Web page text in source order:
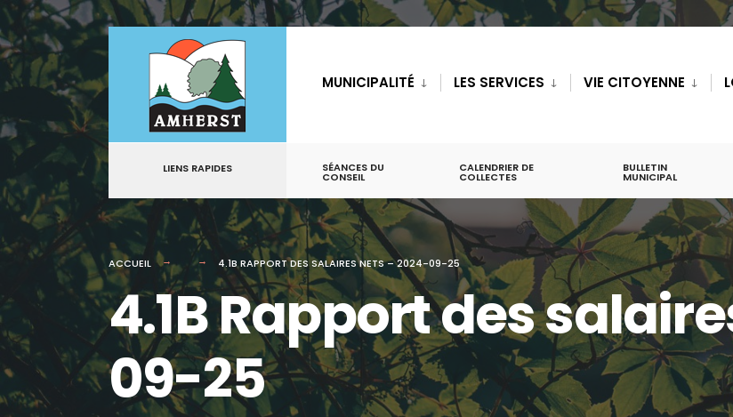
contenu
MUNICIPALITÉ LES SERVICES VIE CITOYENNE
LIENS RAPIDES SÉANCES DU
CONSEIL
CALENDRIER DE
COLLECTES
BULLETIN
MUNICIPAL
ACCUEIL 4.1B RAPPORT DES SALAIRES NETS – 2024-09-25
4.1B Rapport des
09-25